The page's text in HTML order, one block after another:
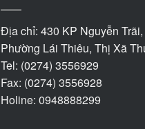
Địa chỉ: 430 KP Nguyễn Trãi,
Phường Lái Thiêu, Thị Xã
Tel: (0274) 3556929
Fax: (0274) 3556928
Holine: 0948888299